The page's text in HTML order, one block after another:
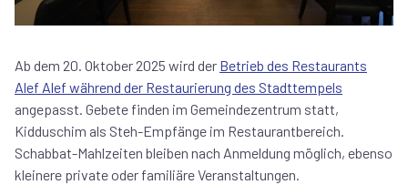
Ab dem 20. Oktober 2025 wird der Betrieb des Restaurants
Alef Alef während der Restaurierung des Stadttempels
angepasst. Gebete finden im Gemeindezentrum statt,
Kidduschim als Steh-Empfänge im Restaurantbereich.
Schabbat-Mahlzeiten bleiben nach Anmeldung möglich, ebenso
kleinere private oder familiäre Veranstaltungen.